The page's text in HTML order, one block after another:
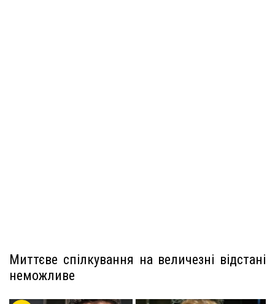
Миттєве спілкування на величезні відстані
неможливе